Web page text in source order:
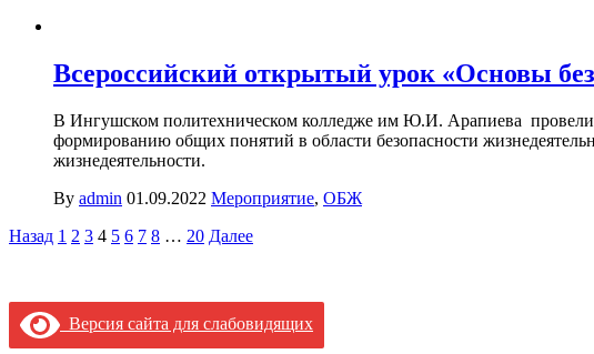
Всероссийский открытый урок «Основы
В Ингушском политехническом колледже им Ю.И. Арапиева провели
формированию общих понятий в области безопасности
жизнедеятельности.
By admin 01.09.2022 Мероприятие, ОБЖ
Пагинация
Назад 1 2 3 4 5 6 7 8 … 20 Далее
Версия сайта для слабовидящих